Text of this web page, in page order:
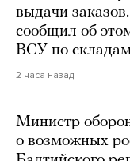
выдачи
сообщил об
ВСУ по
2 часа назад
Министр
о возможных